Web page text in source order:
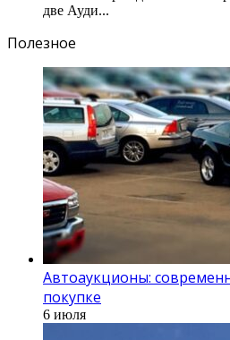
две Ауди...
Полезное
Автоаукционы:
покупке
6 июля